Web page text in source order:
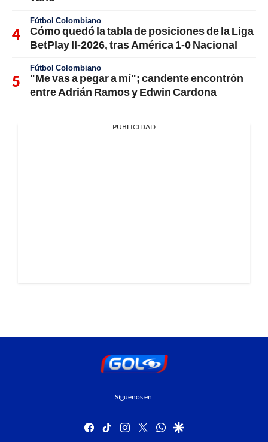
Fútbol Colombiano
Cómo quedó la tabla de posiciones de la Liga
BetPlay II-2026, tras América 1-0 Nacional
Fútbol Colombiano
"Me vas a pegar a mí"; candente encontrón
entre Adrián Ramos y Edwin Cardona
PUBLICIDAD
Síguenos en:
facebook
tiktok instagram
twitterwhatsapp
google